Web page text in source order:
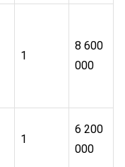
1
8 600
000
1
6 200
000